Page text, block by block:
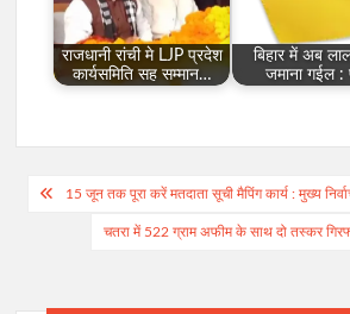
राजधानी रांची मे LJP प्रदेश
कार्यसमिति सह सम्मान…
बिहार में अब
जमाना गईल :
Post
navigation
15 जून तक पूरा करें मतदाता सूची मैपिंग कार्य : मुख्य
चतरा में 522 ग्राम अफीम के साथ दो तस्कर